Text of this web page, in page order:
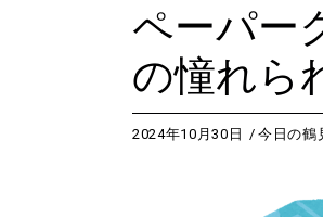
ペーパー
の憧れら
2024年10月30日 今日の鶴